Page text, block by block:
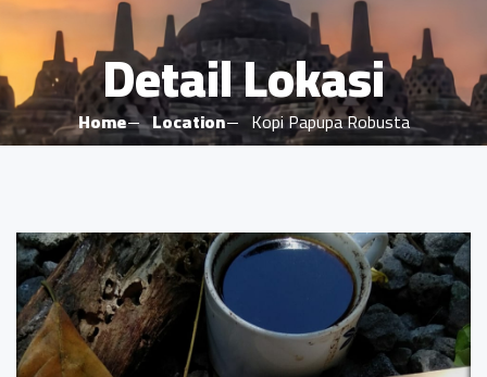
Detail Lokasi
Home Location Kopi Papupa Robusta